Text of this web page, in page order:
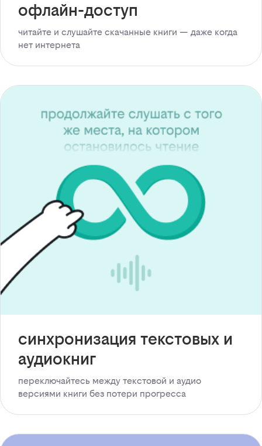
офлайн-доступ
читайте и слушайте скачанные книги — даже когда
нет интернета
синхронизация текстовых и
аудиокниг
переключайтесь между текстовой и аудио
версиями книги без потери прогресса